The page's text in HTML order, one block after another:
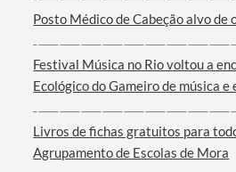
Categorias gerais
Filtros
Posto Médico de Cabeção alvo de
Festival Música no Rio voltou a
Ecológico do Gameiro de música e
Livros de fichas gratuitos para
Agrupamento de Escolas de Mora